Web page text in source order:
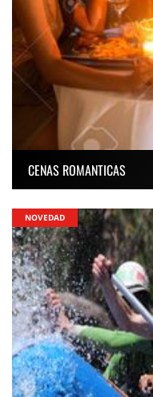
CENAS ROMANTICAS
NOVEDAD